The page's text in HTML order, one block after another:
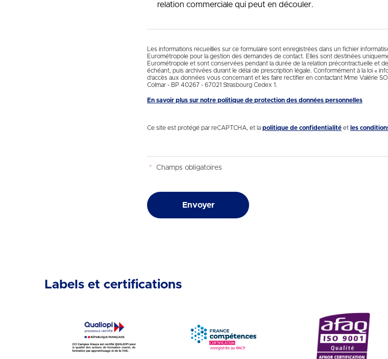
relation commerciale qui peut en découler.
Les informations recueillies sur ce formulaire sont enregistrées dans un fichier
Eurométropole pour la gestion des demandes de contact. Elles sont destinées
Eurométropole et sont conservées pendant la durée de la relation précontractuelle et
échéant, puis archivées durant le délai de prescription légale. Conformément à la loi «
d'accès aux données vous concernant et les faire rectifier en contactant Mme Valérie
Colmar - BP 40267 - 67021 Strasbourg Cedex 1.
En savoir plus sur notre politique de protection des données personnelles
Ce site est protégé par reCAPTCHA, et la politique de confidentialité et les
* Champs obligatoires
Envoyer
Labels et certifications